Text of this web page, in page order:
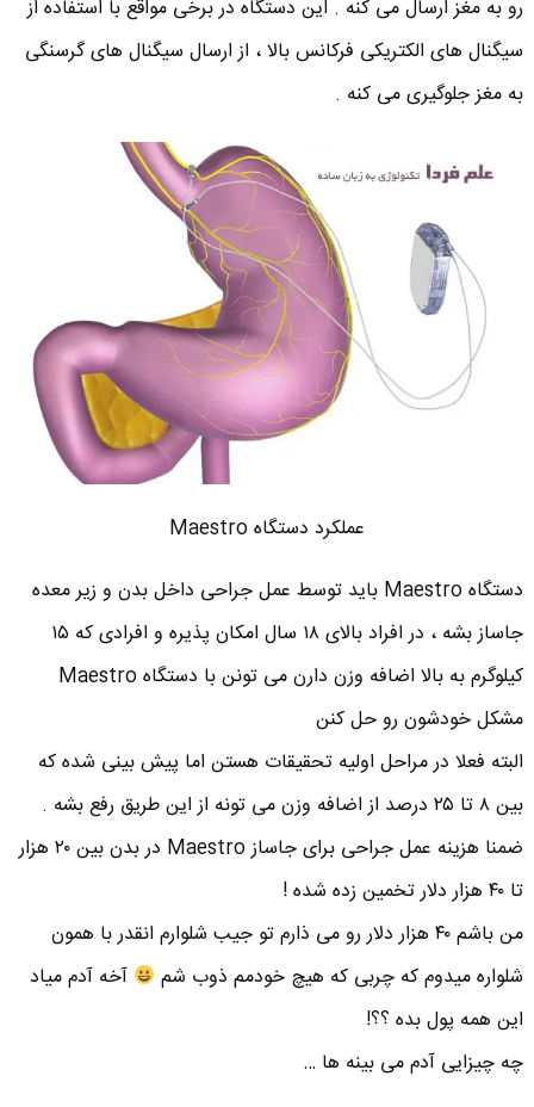
رو به مغز ارسال می کنه . این دستگاه در برخی مواقع با استفاده از
سیگنال های الکتریکی فرکانس بالا ، از ارسال سیگنال های گرسنگی
به مغز جلوگیری می کنه .
عملکرد دستگاه Maestro
دستگاه Maestro باید توسط عمل جراحی داخل بدن و زیر معده
جاساز بشه ، در افراد بالای ۱۸ سال امکان پذیره و افرادی که ۱۵
کیلوگرم به بالا اضافه وزن دارن می تونن با دستگاه Maestro
مشکل خودشون رو حل کنن
البته فعلا در مراحل اولیه تحقیقات هستن اما پیش بینی شده که
بین ۸ تا ۲۵ درصد از اضافه وزن می تونه از این طریق رفع بشه .
ضمنا هزینه عمل جراحی برای جاساز Maestro در بدن بین ۲۰ هزار
تا ۴۰ هزار دلار تخمین زده شده !
من باشم ۴۰ هزار دلار رو می ذارم تو جیب شلوارم انقدر با همون
شلواره میدوم که چربی که هیچ خودمم ذوب شم
آخه آدم میاد
این همه پول بده ؟؟!
چه چیزایی آدم می بینه ها …